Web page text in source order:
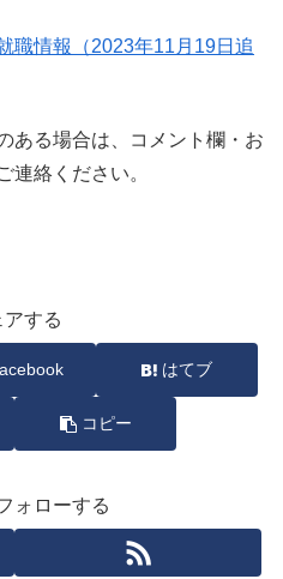
職情報（2023年11月19日追
ある場合は、コメント欄・お
連絡ください。
アする
はてブ
コピー
ォローする